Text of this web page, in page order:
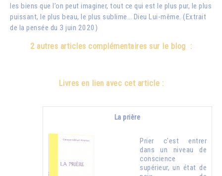
les biens que l’on peut imaginer, tout ce qui est le plus pur, le plus
puissant, le plus beau, le plus sublime… Dieu Lui-même. (Extrait
de la pensée du 3 juin 2020)
2 autres articles complémentaires sur le blog :
Livres en lien avec cet article :
La prière
Prier c'est entrer
dans un niveau de
conscience
supérieur, un état de